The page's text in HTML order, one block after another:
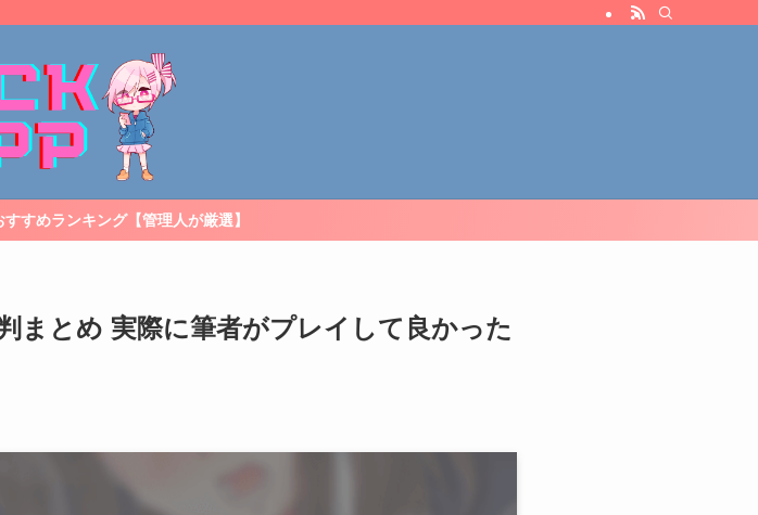
すめランキング【管理人が厳選】
まとめ 実際に筆者がプレイして良かった